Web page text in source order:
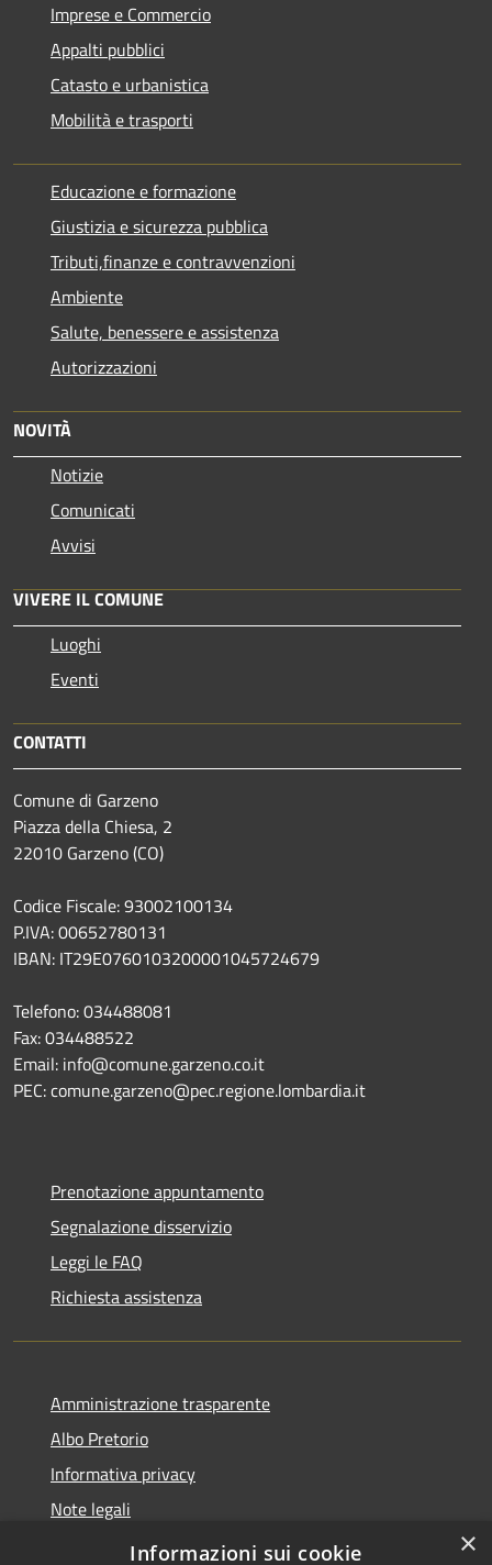
Imprese e Commercio
Appalti pubblici
Catasto e urbanistica
Mobilità e trasporti
Educazione e formazione
Giustizia e sicurezza pubblica
Tributi,finanze e contravvenzioni
Ambiente
Salute, benessere e assistenza
Autorizzazioni
NOVITÀ
Notizie
Comunicati
Avvisi
VIVERE IL COMUNE
Luoghi
Eventi
CONTATTI
Comune di Garzeno
Piazza della Chiesa, 2
22010 Garzeno (CO)
Codice Fiscale: 93002100134
P.IVA: 00652780131
IBAN: IT29E0760103200001045724679
Telefono: 034488081
Fax: 034488522
Email: info@comune.garzeno.co.it
PEC: comune.garzeno@pec.regione.lombardia.it
Prenotazione appuntamento
Segnalazione disservizio
Leggi le FAQ
Richiesta assistenza
Amministrazione trasparente
Albo Pretorio
Informativa privacy
Note legali
Dichiarazione di accessibilità
×
Informazioni sui cookie